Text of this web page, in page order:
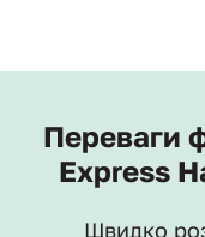
Переваги
Express
Швидко